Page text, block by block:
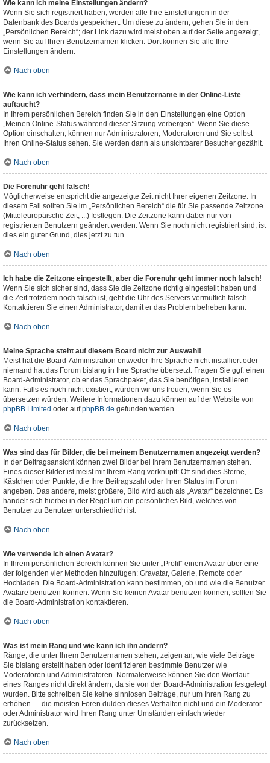
Wie kann ich meine Einstellungen ändern?
Wenn Sie sich registriert haben, werden alle Ihre Einstellungen in der
Datenbank des Boards gespeichert. Um diese zu ändern, gehen Sie in den
„Persönlichen Bereich“; der Link dazu wird meist oben auf der Seite angezeigt,
wenn Sie auf Ihren Benutzernamen klicken. Dort können Sie alle Ihre
Einstellungen ändern.
Nach oben
Wie kann ich verhindern, dass mein Benutzername in der Online-Liste
auftaucht?
In Ihrem persönlichen Bereich finden Sie in den Einstellungen eine Option
„Meinen Online-Status während dieser Sitzung verbergen“. Wenn Sie diese
Option einschalten, können nur Administratoren, Moderatoren und Sie selbst
Ihren Online-Status sehen. Sie werden dann als unsichtbarer Besucher gezählt.
Nach oben
Die Forenuhr geht falsch!
Möglicherweise entspricht die angezeigte Zeit nicht Ihrer eigenen Zeitzone. In
diesem Fall sollten Sie im „Persönlichen Bereich“ die für Sie passende Zeitzone
(Mitteleuropäische Zeit, ...) festlegen. Die Zeitzone kann dabei nur von
registrierten Benutzern geändert werden. Wenn Sie noch nicht registriert sind, ist
dies ein guter Grund, dies jetzt zu tun.
Nach oben
Ich habe die Zeitzone eingestellt, aber die Forenuhr geht immer noch falsch!
Wenn Sie sich sicher sind, dass Sie die Zeitzone richtig eingestellt haben und
die Zeit trotzdem noch falsch ist, geht die Uhr des Servers vermutlich falsch.
Kontaktieren Sie einen Administrator, damit er das Problem beheben kann.
Nach oben
Meine Sprache steht auf diesem Board nicht zur Auswahl!
Meist hat die Board-Administration entweder Ihre Sprache nicht installiert oder
niemand hat das Forum bislang in Ihre Sprache übersetzt. Fragen Sie ggf. einen
Board-Administrator, ob er das Sprachpaket, das Sie benötigen, installieren
kann. Falls es noch nicht existiert, würden wir uns freuen, wenn Sie es
übersetzen würden. Weitere Informationen dazu können auf der Website von
phpBB Limited oder aufphpBB.de gefunden werden.
Nach oben
Was sind das für Bilder, die bei meinem Benutzernamen angezeigt werden?
In der Beitragsansicht können zwei Bilder bei Ihrem Benutzernamen stehen.
Eines dieser Bilder ist meist mit Ihrem Rang verknüpft: Oft sind dies Sterne,
Kästchen oder Punkte, die Ihre Beitragszahl oder Ihren Status im Forum
angeben. Das andere, meist größere, Bild wird auch als „Avatar“ bezeichnet. Es
handelt sich hierbei in der Regel um ein persönliches Bild, welches von
Benutzer zu Benutzer unterschiedlich ist.
Nach oben
Wie verwende ich einen Avatar?
In Ihrem persönlichen Bereich können Sie unter „Profil“ einen Avatar über eine
der folgenden vier Methoden hinzufügen: Gravatar, Galerie, Remote oder
Hochladen. Die Board-Administration kann bestimmen, ob und wie die Benutzer
Avatare benutzen können. Wenn Sie keinen Avatar benutzen können, sollten Sie
die Board-Administration kontaktieren.
Nach oben
Was ist mein Rang und wie kann ich ihn ändern?
Ränge, die unter Ihrem Benutzernamen stehen, zeigen an, wie viele Beiträge
Sie bislang erstellt haben oder identifizieren bestimmte Benutzer wie
Moderatoren und Administratoren. Normalerweise können Sie den Wortlaut
eines Ranges nicht direkt ändern, da sie von der Board-Administration festgelegt
wurden. Bitte schreiben Sie keine sinnlosen Beiträge, nur um Ihren Rang zu
erhöhen — die meisten Foren dulden dieses Verhalten nicht und ein Moderator
oder Administrator wird Ihren Rang unter Umständen einfach wieder
zurücksetzen.
Nach oben